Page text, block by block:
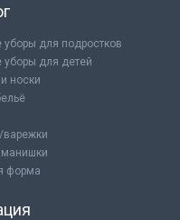
уборы для подростков
уборы для детей
носки
варежки
форма